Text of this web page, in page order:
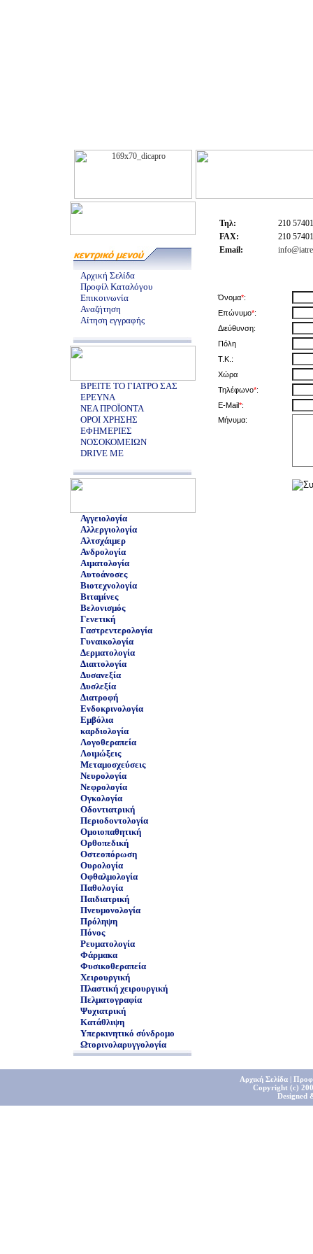
Αρχική Σελίδα
Προφίλ Καταλόγου
Επικοινωνία
Αναζήτηση
Αίτηση εγγραφής
ΒΡΕΙΤΕ ΤΟ ΓΙΑΤΡΟ ΣΑΣ
ΕΡΕΥΝΑ
ΝΕΑ ΠΡΟΪΟΝΤΑ
ΟΡΟΙ ΧΡΗΣΗΣ
ΕΦΗΜΕΡΙΕΣ
ΝΟΣΟΚΟΜΕΙΩΝ
DRIVE ME
Αγγειολογία
Αλλεργιολογία
Αλτσχάιμερ
Ανδρολογία
Αιματολογία
Αυτοάνοσες
Βιοτεχνολογία
Βιταμίνες
Βελονισμός
Γενετική
Γαστρεντερολογία
Γυναικολογία
Δερματολογία
Διαιτολογία
Δυσανεξία
Δυσλεξία
Διατροφή
Ενδοκρινολογία
Εμβόλια
καρδιολογία
Λογοθεραπεία
Λοιμώξεις
Μεταμοσχεύσεις
Νευρολογία
Νεφρολογία
Ογκολογία
Οδοντιατρική
Περιοδοντολογία
Ομοιοπαθητική
Ορθοπεδική
Οστεοπόρωση
Ουρολογία
Οφθαλμολογία
Παθολογία
Παιδιατρική
Πνευμονολογία
Πρόληψη
Πόνος
Ρευματολογία
Φάρμακα
Φυσικοθεραπεία
Χειρουργική
Πλαστική χειρουργική
Πελματογραφία
Ψυχιατρική
Κατάθλιψη
Υπερκινητικό σύνδρομο
Ωτορινολαρυγγολογία
Τηλ:
210
FAX:
210
Email:
Όνομα*:
Επώνυμο*:
Διεύθυνση:
Πόλη
Τ.Κ.:
Χώρα
Τηλέφωνο*:
E-Mail*:
Μήνυμα:
Αρχική Σελίδα|
Copyright (c)
Designed